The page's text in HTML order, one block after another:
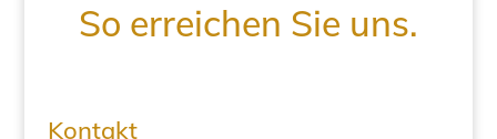
So erreichen Sie uns.
Kontakt